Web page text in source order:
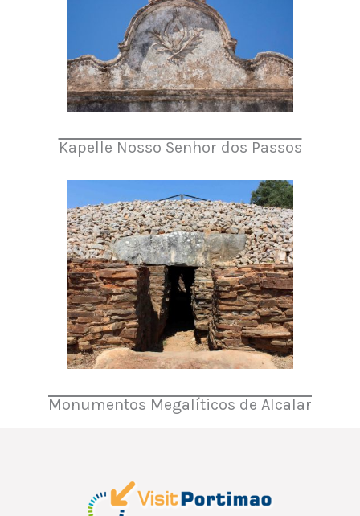
Kapelle Nosso Senhor dos Passos
Monumentos Megalíticos de Alcalar